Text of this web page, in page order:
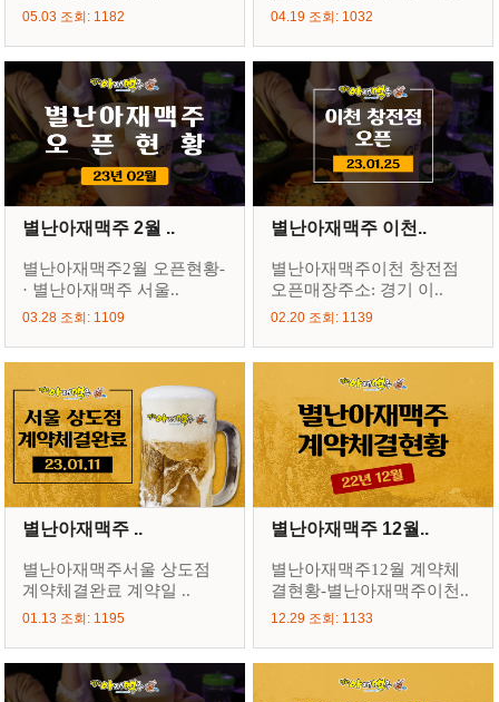
05.03 조회: 1182 04.19 조회: 1032
별난아재맥주 2월 ..
별난아재맥주2월 오픈현황-
· 별난아재맥주 서울..
03.28 조회: 1109
별난아재맥주 이천..
별난아재맥주이천 창전점
오픈매장주소: 경기 이..
02.20 조회: 1139
별난아재맥주 ..
별난아재맥주서울 상도점
계약체결완료 계약일 ..
01.13 조회: 1195
별난아재맥주 12월..
별난아재맥주12월 계약체
결현황-별난아재맥주이천..
12.29 조회: 1133